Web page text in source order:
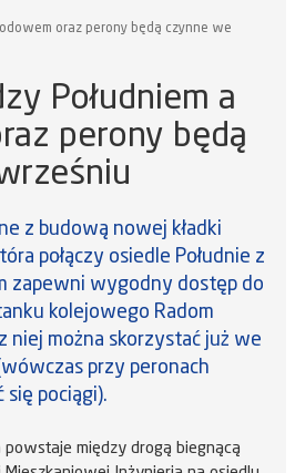
oraz perony będą czynne we
Południem a
perony będą
z budową nowej kładki
połączy osiedle Południe z
zapewni wygodny dostęp do
kolejowego Radom
niej można skorzystać już we
przy peronach
pociągi).
powstaje między drogą biegnącą